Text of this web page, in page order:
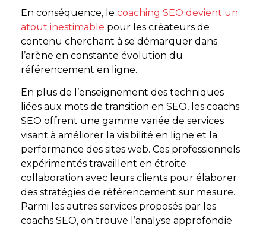
En conséquence, le coaching SEO devient un
atout inestimable pour les créateurs de
contenu cherchant à se démarquer dans
l’arène en constante évolution du
référencement en ligne.
En plus de l’enseignement des techniques
liées aux mots de transition en SEO, les coachs
SEO offrent une gamme variée de services
visant à améliorer la visibilité en ligne et la
performance des sites web. Ces professionnels
expérimentés travaillent en étroite
collaboration avec leurs clients pour élaborer
des stratégies de référencement sur mesure.
Parmi les autres services proposés par les
coachs SEO, on trouve l’analyse approfondie